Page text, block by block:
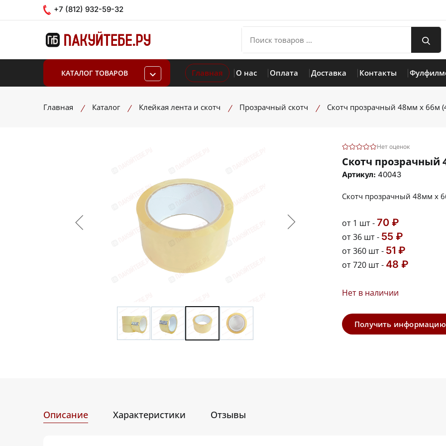
+7 (812) 932-59-32
КАТАЛОГ ТОВАРОВ Главная О нас Оплата Доставка Контакты
Главная Каталог Клейкая лента и скотч Прозрачный скотч Скотч прозрачный 48мм х 66м
Нет оценок
Скотч прозрачный
Артикул: 40043
Скотч прозрачный 48мм х
от 1 шт -70 ₽
от 36 шт - 55 ₽
от 360 шт - 51 ₽
от 720 шт - 48 ₽
Нет в наличии
Получить информацию
Описание Характеристики Отзывы